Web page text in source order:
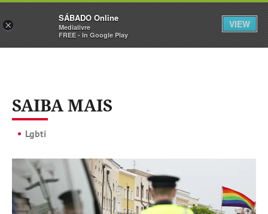
Sábado Assine Iniciar Sessão
SAIBA MAIS
Lgbti
×
SÁBADO Online
Medialivre
FREE - In Google Play
VIEW